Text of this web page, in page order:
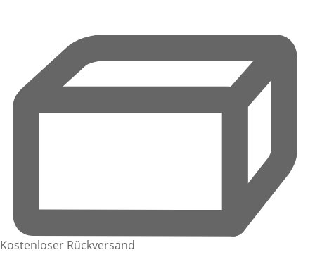
Kostenloser Rückversand